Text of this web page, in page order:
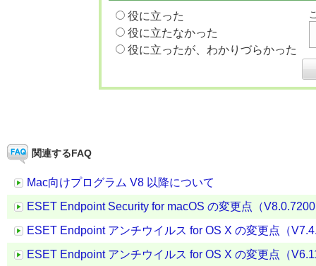
役に立った
役に立たなかった
役に立ったが、わかりづらかった
関連するFAQ
Mac向けプログラム V8 以降について
ESET Endpoint Security for macOS の変更点（
ESET Endpoint アンチウイルス for OS X の変更点（
ESET Endpoint アンチウイルス for OS X の変更点（